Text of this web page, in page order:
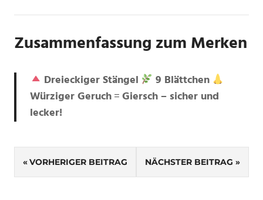
Zusammenfassung zum Merken
Dreieckiger Stängel
9 Blättchen
Würziger Geruch=Giersch – sicher und
lecker!
SCHLAGWÖRTER
AEGOPODIUM
PODAGRARIA
Beitragsnavigation
VORHERIGER BEITRAG NÄCHSTER BEITRAG